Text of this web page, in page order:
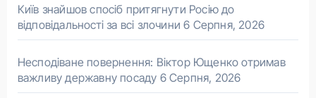
Київ знайшов спосіб притягнути Росію до
відповідальності за всі злочини 6 Серпня, 2026
Несподіване повернення: Віктор Ющенко отримав
важливу державну посаду 6 Серпня, 2026